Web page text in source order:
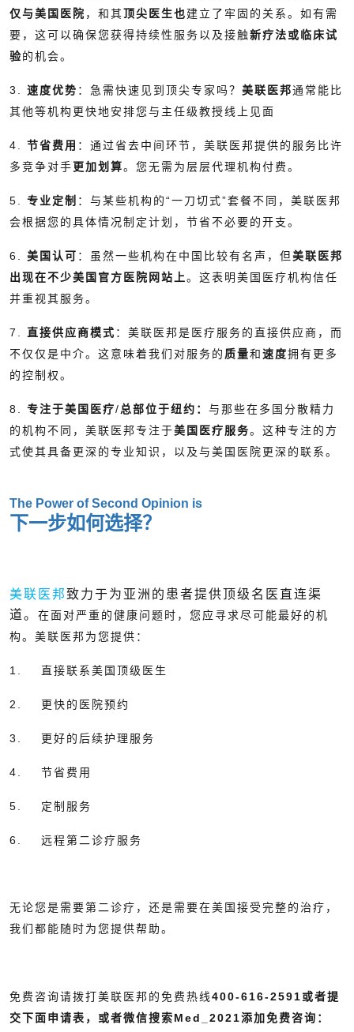
仅与美国医院 ，和其顶尖医生也建立了牢固的关系。如有需
要，这可以确保您获得持续性服务以及接触新疗法或临床试
验的机会。
3. 速度优势 ：急需快速见到顶尖专家吗？ 美联医邦通常能比
其他等机构更快地安排您与主任级教授线上见面
4. 节省费用 ：通过省去中间环节，美联医邦提供的服务比许
多竞争对手更加划算。您无需为层层代理机构付费。
5. 专业定制 ：与某些机构的“一刀切式”套餐不同，美联医邦
会根据您的具体情况制定计划，节省不必要的开支。
6. 美国认可 ：虽然一些机构在中国比较有名声，但美联医邦
出现在不少美国官方医院网站上。这表明美国医疗机构信任
并重视其服务。
7. 直接供应商模式 ：美联医邦是医疗服务的直接供应商，而
不仅仅是中介。这意味着我们对服务的 质量和速度拥有更多
的控制权。
8. 专注于美国医疗/总部位于纽约： 与那些在多国分散精力
的机构不同，美联医邦专注于美国医疗服务。这种专注的方
式使其具备更深的专业知识，以及与美国医院更深的联系。
The Power of Second Opinion is
下一步如何选择？
美联医邦致力于为亚洲的患者提供顶级名医直连渠
道。
在面对严重的健康问题时，您应寻求尽可能最好的机
构。美联医邦为您提供：
1. 直接联系美国顶级医生
2. 更快的医院预约
3. 更好的后续护理服务
4. 节省费用
5. 定制服务
6. 远程第二诊疗服务
无论您是需要第二诊疗，还是需要在美国接受完整的治疗，
我们都能随时为您提供帮助。
免费咨询请拨打美联医邦的免费热线400-616-2591或者提
交下面申请表，或者微信搜索Med_2021添加免费咨询：